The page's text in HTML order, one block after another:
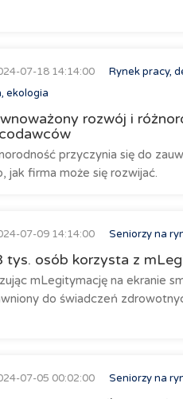
07-18 14:14:00 Rynek pracy,
ekologia
rozwój i
przyczynia się do
jak firma może się rozwijać.
07-09 14:14:00 Seniorzy na
tys. osób korzysta z
mLegitymację na ekranie
do świadczeń
07-05 00:02:00 Seniorzy na